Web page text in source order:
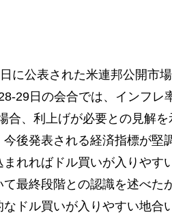
に公表された米連邦公開市
29日の会合では、インフレ
合、利上げが必要との見解
後発表される経済指標が堅
れればドル買いが入りやす
最終段階との認識を述べた
ドル買いが入りやすい地合